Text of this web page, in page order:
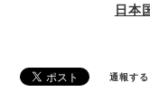
日本
通報する